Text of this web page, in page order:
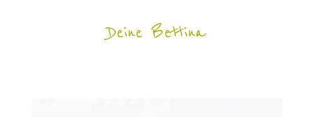
Deine Bettina